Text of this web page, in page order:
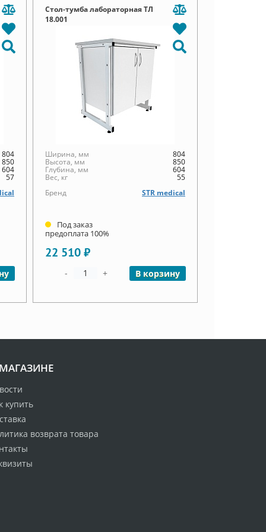
804
850
604
57
Стол-тумба лабораторная ТЛ
18.001
Ширина, мм 804
Высота, мм 850
Глубина, мм 604
Вес, кг
55
Бренд
STR medical
Под заказ
предоплата 100%
22 510 ₽
- + В корзину
купить
возврата товара